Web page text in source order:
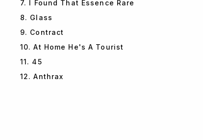
7. I Found That Essence Rare
8. Glass
9. Contract
10. At Home He's A Tourist
11. 45
12. Anthrax